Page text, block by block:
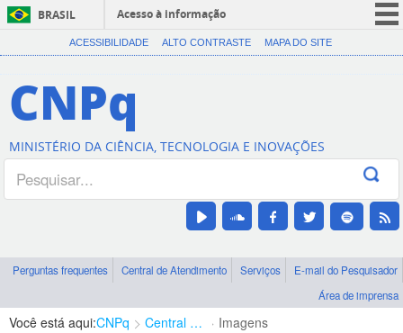
BRASIL
Acesso à informação
CORONAVÍRUS (COVID-19)
Canais
ACESSIBILIDADE ALTO CONTRASTE MAPA DO SITE
CNPq
MINISTÉRIO DA CIÊNCIA, TECNOLOGIA E INOVAÇÕES
Perguntas frequentes Central de Atendimento Serviços
E-mail do Pesquisador
Área de imprensa
Você está aqui:CNPq Central de Conteúdo Imagens